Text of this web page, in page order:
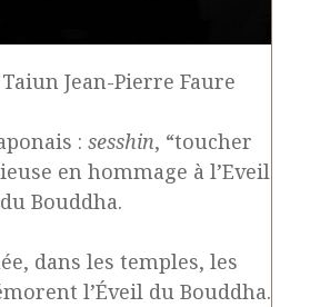
Jean-Pierre Faure
:sesshin, “toucher
en hommage à l’Eveil
du Bouddha.
dans les temples, les
l’Éveil du Bouddha.